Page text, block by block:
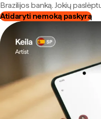
Brazilijos banką. Jokių
Atidaryti nemoką paskyrą